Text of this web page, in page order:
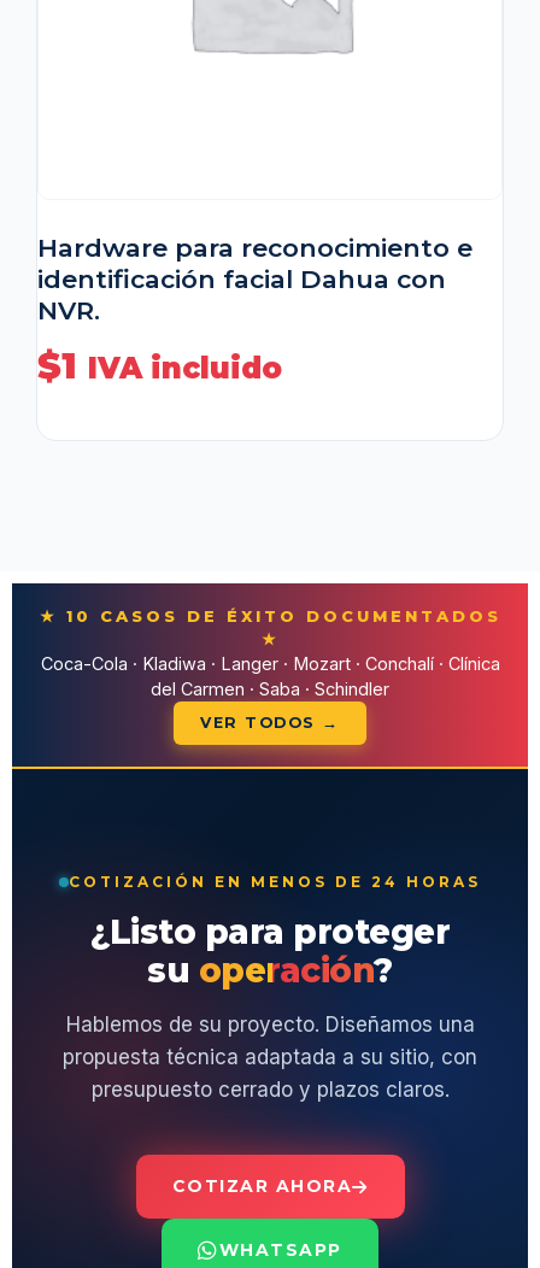
Hardware para reconocimiento e
identificación facial Dahua con
NVR.
$1 IVA incluido
★ 10 CASOS DE ÉXITO DOCUMENTADOS
★
Coca-Cola · Kladiwa · Langer · Mozart · Conchalí · Clínica
del Carmen · Saba · Schindler
VER TODOS →
COTIZACIÓN EN MENOS DE 24 HORAS
¿Listo para proteger
su operación?
Hablemos de su proyecto. Diseñamos una
propuesta técnica adaptada a su sitio, con
presupuesto cerrado y plazos claros.
COTIZAR AHORA
WHATSAPP